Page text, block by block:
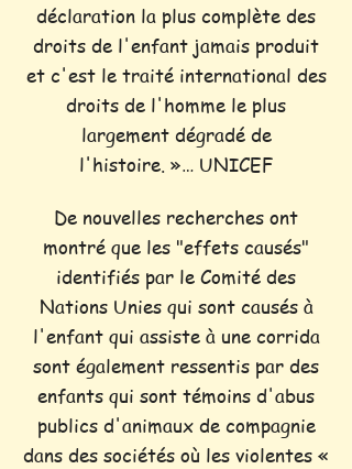
déclaration la plus complète des
droits de l'enfant jamais produit
et c'est le traité international des
droits de l'homme le plus
largement dégradé de
l'histoire. »… UNICEF
De nouvelles recherches ont
montré que les "effets causés"
identifiés par le Comité des
Nations Unies qui sont causés à
l'enfant qui assiste à une corrida
sont également ressentis par des
enfants qui sont témoins d'abus
publics d'animaux de compagnie
dans des sociétés où les violentes «